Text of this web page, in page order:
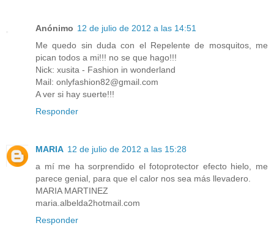
Anónimo 12 de julio de 2012 a las 14:51
Me quedo sin duda con el Repelente de mosquitos, me
pican todos a mi!!! no se que hago!!!
Nick: xusita - Fashion in wonderland
Mail: onlyfashion82@gmail.com
A ver si hay suerte!!!
Responder
MARIA 12 de julio de 2012 a las 15:28
a mí me ha sorprendido el fotoprotector efecto hielo, me
parece genial, para que el calor nos sea más llevadero.
MARIA MARTINEZ
maria.albelda2hotmail.com
Responder